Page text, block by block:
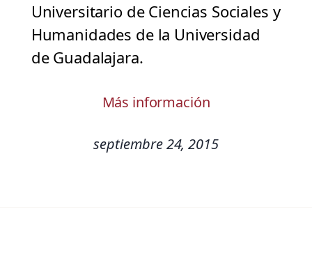
Universitario de Ciencias Sociales y
Humanidades de la Universidad
de Guadalajara.
Más información
septiembre 24, 2015